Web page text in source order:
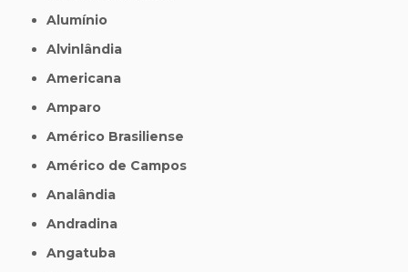
Alumínio
Alvinlândia
Americana
Amparo
Américo Brasiliense
Américo de Campos
Analândia
Andradina
Angatuba